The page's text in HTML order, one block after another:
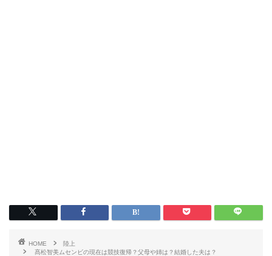
HOME
陸上
髙松智美ムセンビの現在は競技復帰？父母や姉は？結婚した夫は？